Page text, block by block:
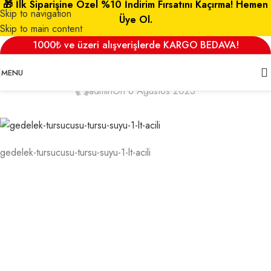
Skip to navigation
Skip to main content
🎁 İlk Siparişine Özel %10 İndirim Fırsatını Kaçırma! Hemen
Üye Ol.
1000₺ ve üzeri alışverişlerde KARGO BEDAVA!
MENU
gedelek-tursucusu-tursu-suyu-1-lt-
adminOn 8 Ağustos 2023
gedelek-tursucusu-tursu-suyu-1-lt-acili